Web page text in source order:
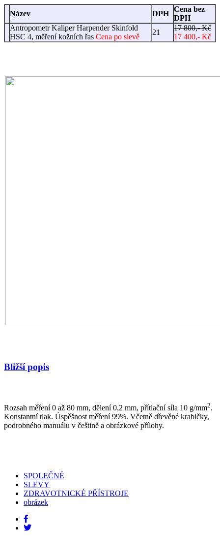
Název DPH
Cena bez
DPH
Antropometr Kaliper Harpender Skinfold
HSC 4, měření kožních řas Cena po slevě
21
17 800,- Kč
17 400,- Kč
Bližší popis
Rozsah měření 0 až 80 mm, dělení 0,2 mm, přítlační síla 10 g/mm2.
Konstantní tlak. Úspěšnost měření 99%. Včetně dřevěné krabičky,
podrobného manuálu v češtině a obrázkové přílohy.
SPOLEČNÉ
SLEVY
ZDRAVOTNICKÉ PŘÍSTROJE
obrázek